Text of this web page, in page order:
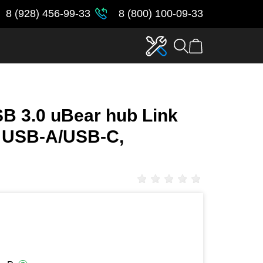
8 (928) 456-99-33 8 (800) 100-09-33
3.0 uBear hub Link
А/USB-C,